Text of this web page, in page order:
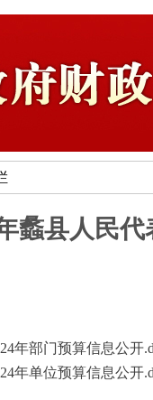
蠡县人民
年部门预算信息公开
年单位预算信息公开